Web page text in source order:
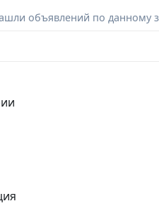
объявлений по данному